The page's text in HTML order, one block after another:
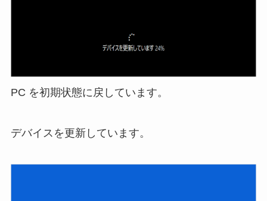
PC を初期状態に戻しています。
デバイスを更新しています。